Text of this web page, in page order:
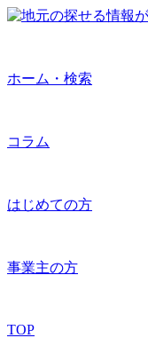
ホーム・検索
コラム
はじめての方
事業主の方
TOP